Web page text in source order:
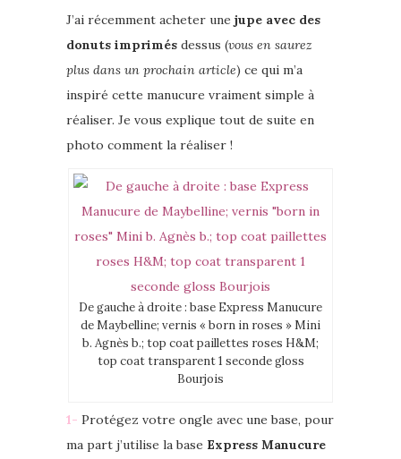
J’ai récemment acheter une jupe avec des
donuts imprimés dessus (vous en saurez
plus dans un prochain article) ce qui m’a
inspiré cette manucure vraiment simple à
réaliser. Je vous explique tout de suite en
photo comment la réaliser !
De gauche à droite : base Express Manucure
de Maybelline; vernis « born in roses » Mini
b. Agnès b.; top coat paillettes roses H&M;
top coat transparent 1 seconde gloss
Bourjois
1- Protégez votre ongle avec une base, pour
ma part j’utilise la base Express Manucure